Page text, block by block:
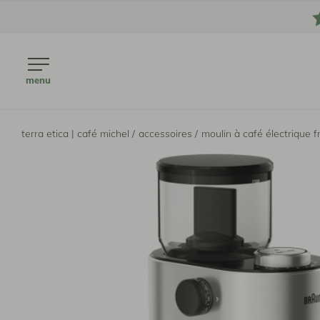
menu
terra etica | café michel / accessoires / moulin à café électrique